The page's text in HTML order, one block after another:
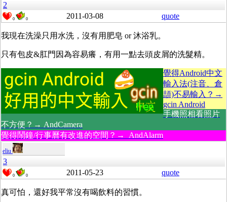
2
0 0 2011-03-08 quote
我現在洗澡只用水洗，沒有用肥皂 or 沐浴乳。
只有包皮&肛門因為容易癢，有用一點去頭皮屑的洗髮精。
覺得Android中文
輸入法(注音、倉
頡)不易輸入？→
gcin Android
手機照相看照片
不方便？→ AndCamera
覺得鬧鐘/行事曆有改進的空間？→ AndAlarm
eliu
3
0 0 2011-05-23 quote
真可怕，還好我平常沒有喝飲料的習慣。